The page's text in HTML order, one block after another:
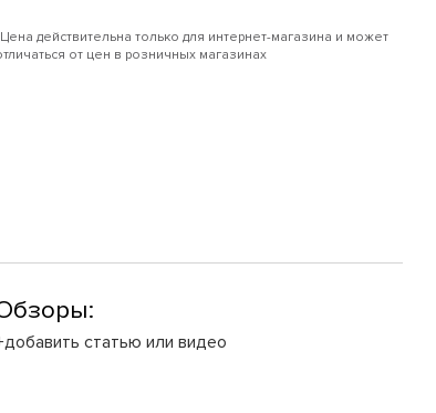
действительна только для интернет-магазина и может
от цен в розничных магазинах
статью или видео